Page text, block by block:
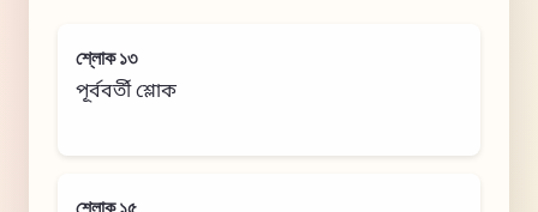
শ্লোক ১৩
পূর্ববর্তী শ্লোক
শ্লোক ১৫